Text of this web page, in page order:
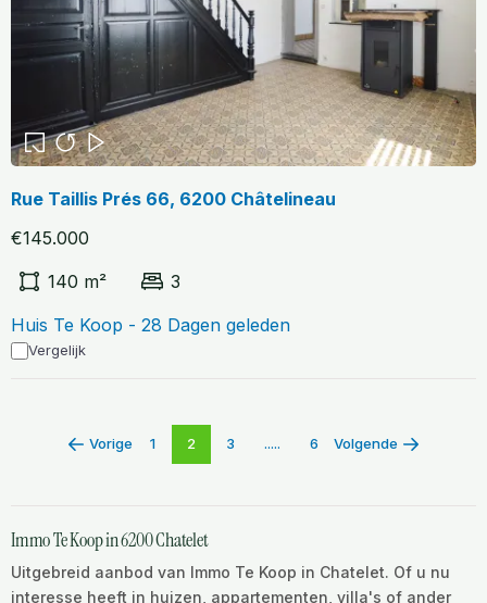
Rue Taillis Prés 66, 6200 Châtelineau
€145.000
140 m²
3
Huis Te Koop - 28 Dagen geleden
Vergelijk
Vorige 1 2 3 ..... 6 Volgende
Immo Te Koop in 6200 Chatelet
Uitgebreid aanbod van Immo Te Koop in Chatelet. Of u nu
interesse heeft in huizen, appartementen, villa's of ander